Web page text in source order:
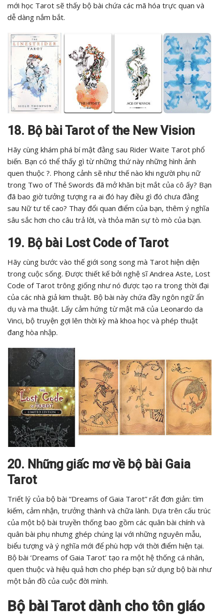
mới học Tarot sẽ thấy bộ bài chứa các mã hóa trực quan và
dễ dàng nắm bắt.
18. Bộ bài Tarot of the New Vision
Hãy cùng khám phá bí mật đằng sau Rider Waite Tarot phổ
biến. Bạn có thể thấy gì từ những thứ này những hình ảnh
quen thuộc ?. Phong cảnh sẽ như thế nào khi người phụ nữ
trong Two of Thẻ Swords đã mở khăn bịt mắt của cô ấy? Bạn
đã bao giờ tưởng tượng ra ai đó hay điều gì đó chưa đằng
sau Nữ tư tế cao? Thay đổi quan điểm của bạn, thêm ý nghĩa
sâu sắc hơn cho câu trả lời, và thỏa mãn sự tò mò của bạn.
19. Bộ bài Lost Code of Tarot
Hãy cùng bước vào thế giới song song mà Tarot hiện diện
trong cuộc sống. Được thiết kế bởi nghệ sĩ Andrea Aste, Lost
Code of Tarot trông giống như nó được tạo ra trong thời đại
của các nhà giả kim thuật. Bộ bài này chứa đầy ngôn ngữ ẩn
dụ và ma thuật. Lấy cảm hứng từ mật mã của Leonardo da
Vinci, bộ truyện gợi lên thời kỳ mà khoa học và phép thuật
đang hòa nhập.
20. Những giấc mơ về bộ bài Gaia
Tarot
Triết lý của bộ bài “Dreams of Gaia Tarot” rất đơn giản: tìm
kiếm, cảm nhận, trưởng thành và chữa lành. Dựa trên cấu trúc
của một bộ bài truyền thống bao gồm các quân bài chính và
quân bài phụ nhưng ghép chúng lại với những nguyên mẫu,
biểu tượng và ý nghĩa mới để phù hợp với thời điểm hiện tại.
Bộ bài ‘Dreams of Gaia Tarot’ tạo ra một hệ thống cá nhân,
quen thuộc và hiệu quả hơn cho phép bạn sử dụng bộ bài như
một bản đồ của cuộc đời mình.
Bộ bài Tarot dành cho tôn giáo